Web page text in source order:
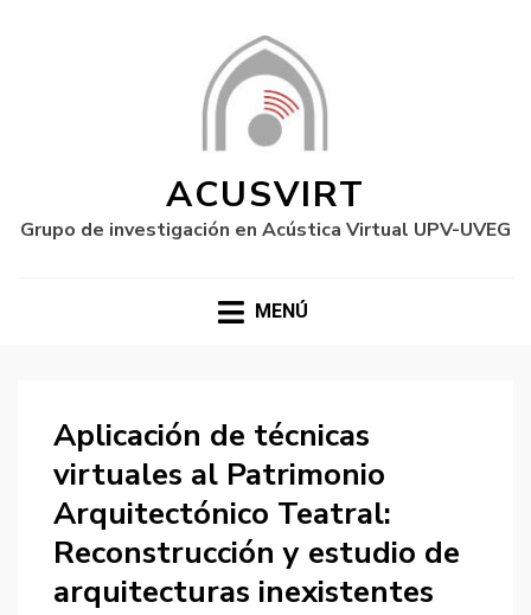
ACUSVIRT
Grupo de investigación en Acústica Virtual UPV-UVEG
MENÚ
Aplicación de técnicas
virtuales al Patrimonio
Arquitectónico Teatral:
Reconstrucción y estudio de
arquitecturas inexistentes